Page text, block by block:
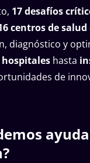
17 desafíos
centros de salud
diagnóstico y
hospitales hasta
de